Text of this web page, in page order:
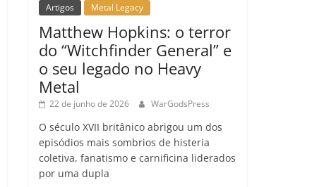
Artigos Metal Legacy
Matthew Hopkins: o terror
do “Witchfinder General” e
o seu legado no Heavy
Metal
22 de junho de 2026 WarGodsPress
O século XVII britânico abrigou um dos
episódios mais sombrios de histeria
coletiva, fanatismo e carnificina liderados
por uma dupla